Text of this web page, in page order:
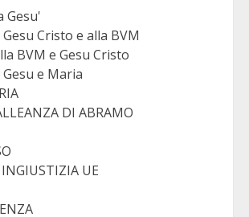
Gesu'
Cristo e alla BVM
BVM e Gesu Cristo
e Maria
DI ABRAMO
UE